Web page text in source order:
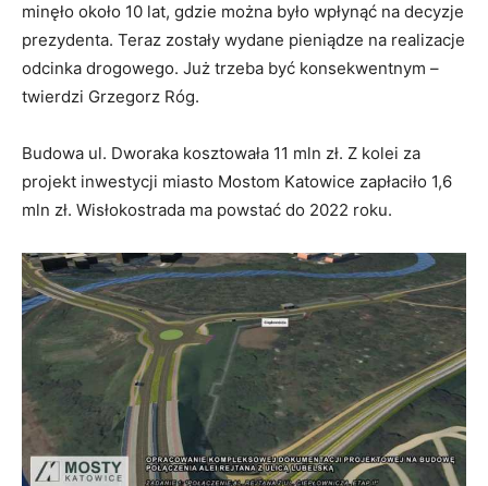
minęło około 10 lat, gdzie można było wpłynąć na decyzje
prezydenta. Teraz zostały wydane pieniądze na realizacje
odcinka drogowego. Już trzeba być konsekwentnym –
twierdzi Grzegorz Róg.
Budowa ul. Dworaka kosztowała 11 mln zł. Z kolei za
projekt inwestycji miasto Mostom Katowice zapłaciło 1,6
mln zł. Wisłokostrada ma powstać do 2022 roku.